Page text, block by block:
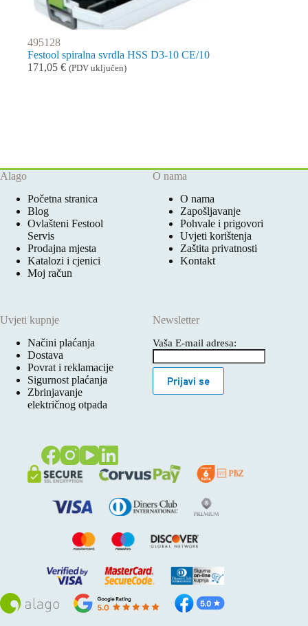
495128
Festool spiralna svrdla HSS D3-10 CE/10
171,05 € (PDV uključen)
Alago
Početna stranica
Blog
Ovlašteni Festool
Servis
Prodajna mjesta
Katalozi i cjenici
Moj račun
O nama
O nama
Zapošljavanje
Pohvale i prigovori
Uvjeti korištenja
Zaštita privatnosti
Kontakt
Uvjeti kupnje
Načini plaćanja
Dostava
Povrat i reklamacije
Sigurnost plaćanja
Zbrinjavanje
električnog otpada
Newsletter
Vaša E-mail adresa:
Prijavi se